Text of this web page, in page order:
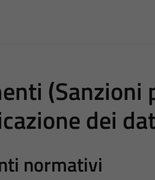
(Sanzioni
dei
normativi